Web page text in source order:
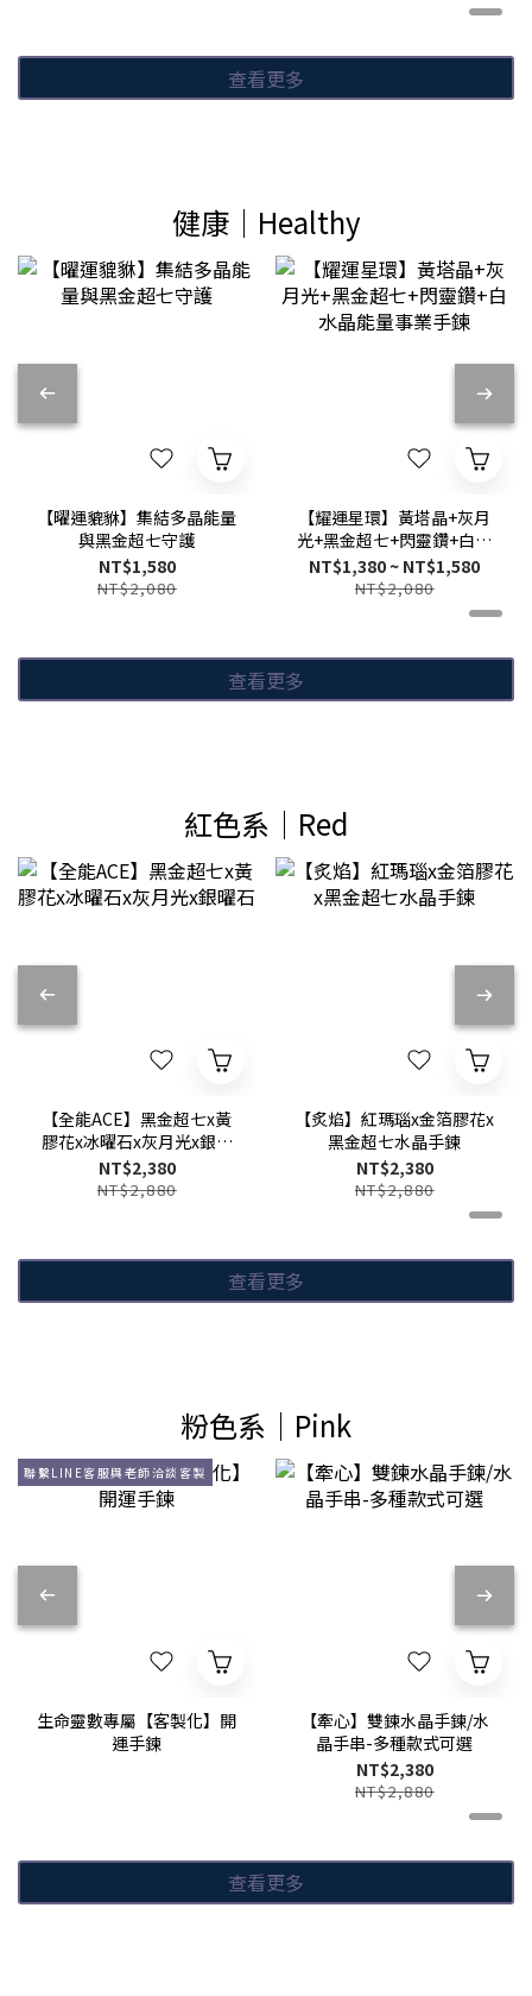
查看更多
健康│Healthy
【曜運貔貅】集結多晶能量
與黑金超七守護
NT$1,580
NT$2,080
【耀運星環】黃塔晶+灰月
光+黑金超七+閃靈鑽+白水
晶能量事業手鍊
NT$1,380 ~ NT$1,580
NT$2,080
查看更多
紅色系│Red
【全能ACE】黑金超七x黃
膠花x冰曜石x灰月光x銀曜
石
NT$2,380
NT$2,880
【炙焰】紅瑪瑙x金箔膠花x
黑金超七水晶手鍊
NT$2,380
NT$2,880
查看更多
粉色系│Pink
聯繫LINE客服與老師洽談客製
生命靈數專屬【客製化】開
運手鍊
【牽心】雙鍊水晶手鍊/水
晶手串-多種款式可選
NT$2,380
NT$2,880
查看更多